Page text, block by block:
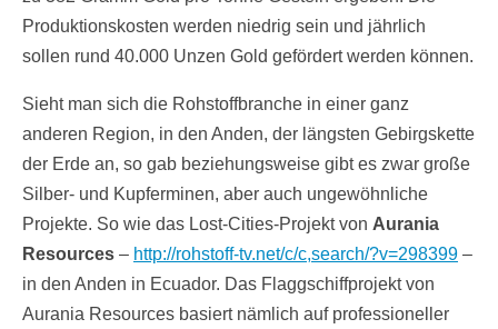
Produktionskosten werden niedrig sein und jährlich
sollen rund 40.000 Unzen Gold gefördert werden können.
Sieht man sich die Rohstoffbranche in einer ganz
anderen Region, in den Anden, der längsten Gebirgskette
der Erde an, so gab beziehungsweise gibt es zwar große
Silber- und Kupferminen, aber auch ungewöhnliche
Projekte. So wie das Lost-Cities-Projekt von Aurania
Resources – http://rohstoff-tv.net/c/c,search/?v=298399 –
in den Anden in Ecuador. Das Flaggschiffprojekt von
Aurania Resources basiert nämlich auf professioneller